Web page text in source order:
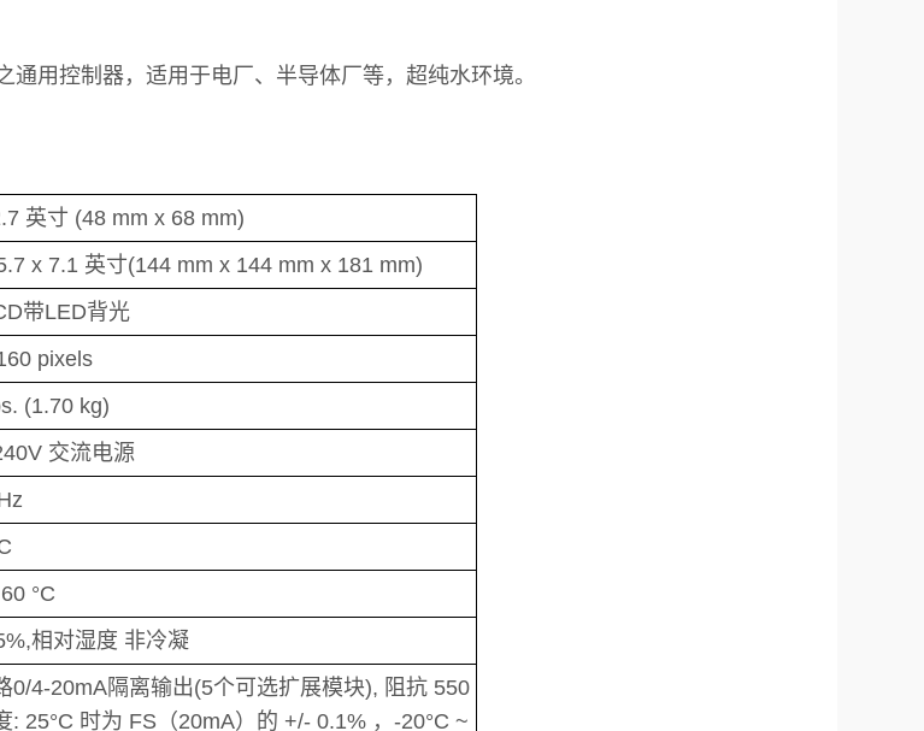
通用控制器，适用于电厂、半导体厂等，超纯水环境。
英寸 (48 mm x 68 mm)
x 7.1 英寸(144 mm x 144 mm x 181 mm)
带LED背光
pixels
(1.70 kg)
交流电源
°C
相对湿度 非冷凝
0/4-20mA隔离输出(5个可选扩展模块), 阻抗 550
: 25°C 时为 FS（20mA）的 +/- 0.1% ，-20°C ~